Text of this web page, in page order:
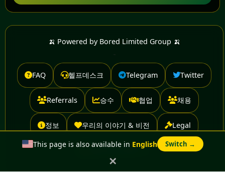
🍌 Powered by Bored Limited Group 🍌
FAQ 헬프데스크 Telegram Twitter
Referrals 승수 협업 채용
정보 우리의 이야기 & 비전 Legal
Advertise With Us
This page is also available in English Switch →
✕